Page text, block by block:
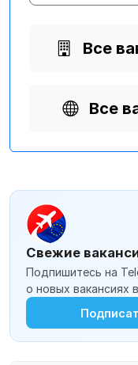
Все
Все
Свежие
Подпишитесь на
о новых вакансиях